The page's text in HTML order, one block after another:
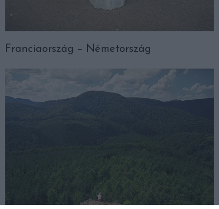
Franciaország – Németország